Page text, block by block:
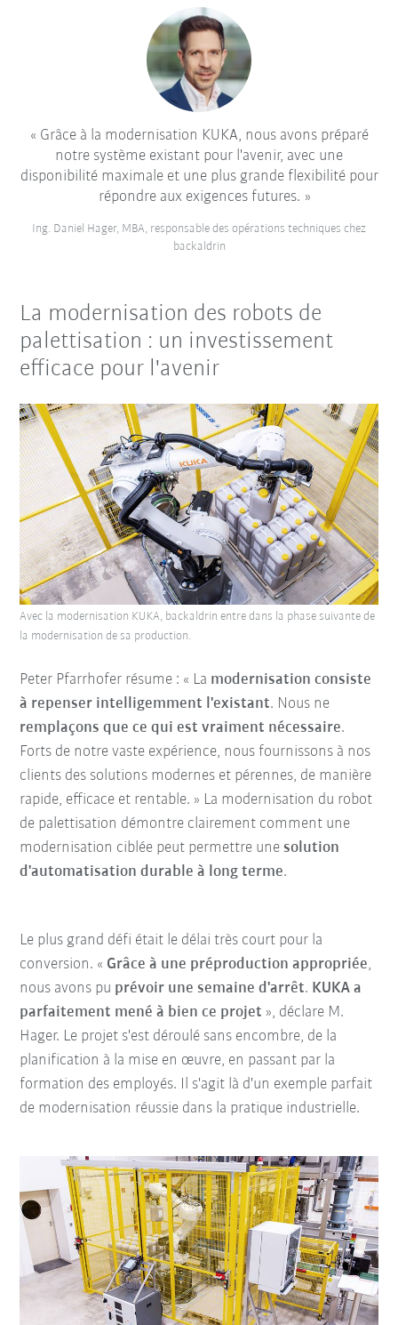
Grâce à la modernisation KUKA, nous avons préparé
notre système existant pour l'avenir, avec une
disponibilité maximale et une plus grande flexibilité pour
répondre aux exigences futures.
Ing. Daniel Hager, MBA, responsable des opérations techniques chez
backaldrin
La modernisation des robots de
palettisation : un investissement
efficace pour l'avenir
Peter Pfarrhofer résume : « La modernisation consiste
à repenser intelligemment l'existant. Nous ne
remplaçons que ce qui est vraiment nécessaire.
Forts de notre vaste expérience, nous fournissons à nos
clients des solutions modernes et pérennes, de manière
rapide, efficace et rentable. » La modernisation du robot
de palettisation démontre clairement comment une
modernisation ciblée peut permettre unesolution
d'automatisation durable à long terme.
Avec la modernisation KUKA, backaldrin entre dans la phase suivante de
la modernisation de sa production.
Le plus grand défi était le délai très court pour la
conversion. « Grâce à une préproduction appropriée,
nous avons pu prévoir une semaine d'arrêt. KUKA a
parfaitement mené à bien ce projet », déclare M.
Hager. Le projet s'est déroulé sans encombre, de la
planification à la mise en œuvre, en passant par la
formation des employés. Il s'agit là d'un exemple parfait
de modernisation réussie dans la pratique industrielle.